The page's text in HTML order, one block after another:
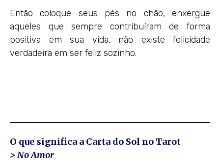
Então coloque seus pés no chão, enxergue
aqueles que sempre contribuíram de forma
positiva em sua vida, não existe felicidade
verdadeira em ser feliz sozinho.
O que significa a Carta do Sol no Tarot
> No Amor